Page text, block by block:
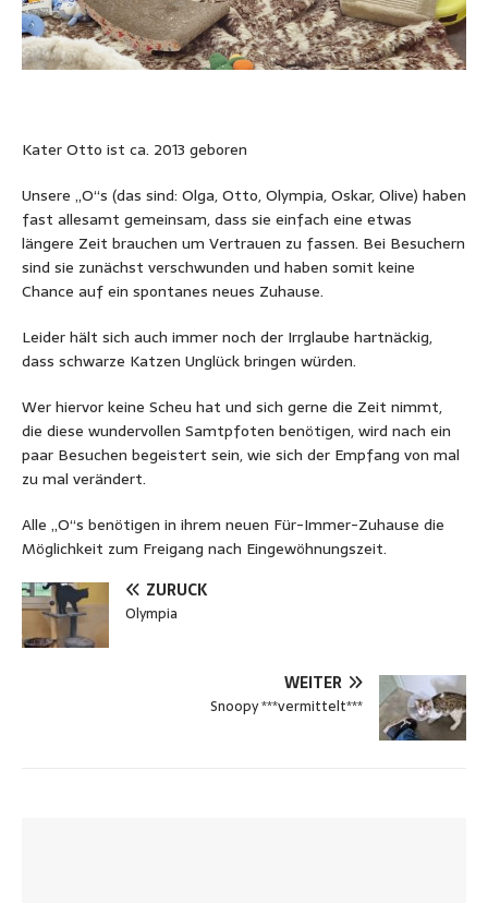
Kater Otto ist ca. 2013 geboren
Unsere „O“s (das sind: Olga, Otto, Olympia, Oskar, Olive) haben
fast allesamt gemeinsam, dass sie einfach eine etwas
längere Zeit brauchen um Vertrauen zu fassen. Bei Besuchern
sind sie zunächst verschwunden und haben somit keine
Chance auf ein spontanes neues Zuhause.
Leider hält sich auch immer noch der Irrglaube hartnäckig,
dass schwarze Katzen Unglück bringen würden.
Wer hiervor keine Scheu hat und sich gerne die Zeit nimmt,
die diese wundervollen Samtpfoten benötigen, wird nach ein
paar Besuchen begeistert sein, wie sich der Empfang von mal
zu mal verändert.
Alle „O“s benötigen in ihrem neuen Für-Immer-Zuhause die
Möglichkeit zum Freigang nach Eingewöhnungszeit.
ZURÜCK
Olympia
WEITER
Snoopy ***vermittelt***